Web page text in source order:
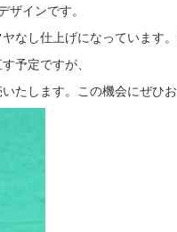
インです。
なし仕上げになっています
予定ですが、
たします。この機会にぜひお